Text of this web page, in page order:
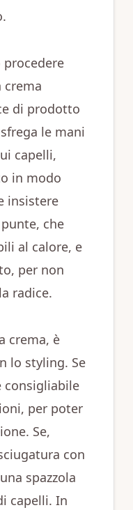
crema
di prodotto
le mani
capelli,
in modo
insistere
che
al calore, e
per non
radice.
crema, è
lo styling. Se
consigliabile
per poter
Se,
con
spazzola
capelli. In